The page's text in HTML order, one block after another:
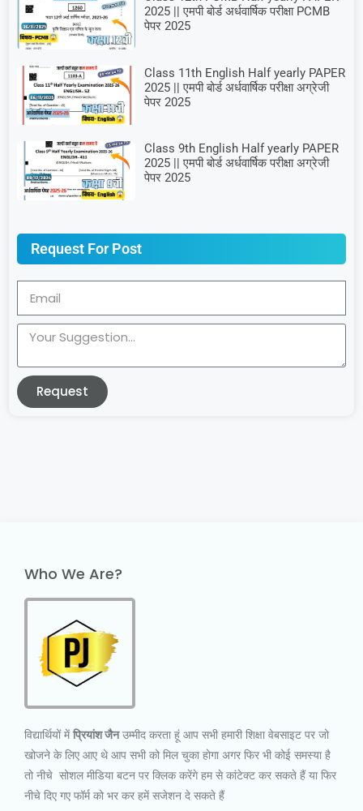
2025 || एमपी बोर्ड अर्धवार्षिक परीक्षा PCMB
पेपर 2025
Class 11th English Half yearly PAPER
2025 || एमपी बोर्ड अर्धवार्षिक परीक्षा अग्रेजी
पेपर 2025
Class 9th English Half yearly PAPER
2025 || एमपी बोर्ड अर्धवार्षिक परीक्षा अग्रेजी
पेपर 2025
Request For Post
Request
Who We Are?
विद्यार्थियों मेंप्रियांश जैनउम्मीद करता हूं आप सभी हमारी शिक्षा वेबसाइट पर जो
खोजने के लिए आए थे आप सभी को मिल चुका होगा अगर फिर भी कोई समस्या है
तो नीचे सोशल मीडिया बटन पर क्लिक करेंगे हम से कांटेक्ट कर सकते हैं या फिर
नीचे दिए गए फॉर्म को भर कर हमें सजेशन दे सकते हैं